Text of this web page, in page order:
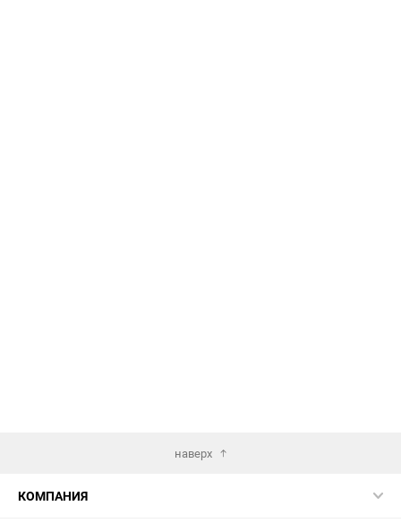
наверх
КОМПАНИЯ